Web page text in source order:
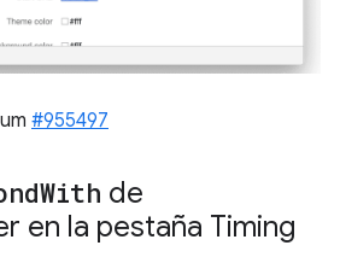
#955497
With de
en la pestaña Timing